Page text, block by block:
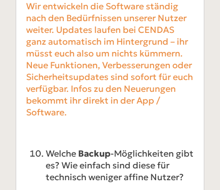
Wir entwickeln die Software ständig
nach den Bedürfnissen unserer Nutzer
weiter. Updates laufen bei CENDAS
ganz automatisch im Hintergrund – ihr
müsst euch also um nichts kümmern.
Neue Funktionen, Verbesserungen oder
Sicherheitsupdates sind sofort für euch
verfügbar. Infos zu den Neuerungen
bekommt ihr direkt in der App /
Software.
Welche Backup-Möglichkeiten gibt
es? Wie einfach sind diese für
technisch weniger affine Nutzer?